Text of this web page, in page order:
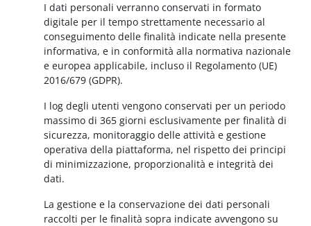
I dati personali verranno conservati in formato
digitale per il tempo strettamente necessario al
conseguimento delle finalità indicate nella presente
informativa, e in conformità alla normativa nazionale
e europea applicabile, incluso il Regolamento (UE)
2016/679 (GDPR).
I log degli utenti vengono conservati per un periodo
massimo di 365 giorni esclusivamente per finalità di
sicurezza, monitoraggio delle attività e gestione
operativa della piattaforma, nel rispetto dei principi
di minimizzazione, proporzionalità e integrità dei
dati.
La gestione e la conservazione dei dati personali
raccolti per le finalità sopra indicate avvengono su